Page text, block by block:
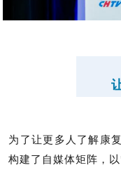
为了让更多人了解康
构建了自媒体矩阵，